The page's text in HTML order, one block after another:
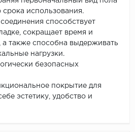
срока использования.
способствует
сокращает время и
также способна выдерживать
нагрузки.
безопасных
покрытие для
эстетику, удобство и